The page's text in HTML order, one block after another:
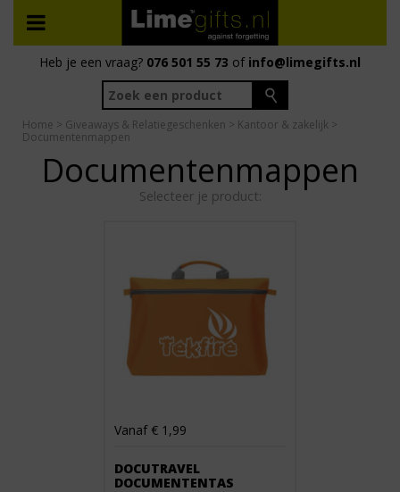
Heb je een vraag? 076 501 55 73 of info@limegifts.nl
Home > Giveaways & Relatiegeschenken > Kantoor & zakelijk >
Documentenmappen
Documentenmappen
Selecteer je product:
Vanaf € 1,99
DOCUTRAVEL
DOCUMENTENTAS